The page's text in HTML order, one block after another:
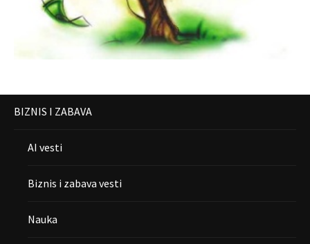
BIZNIS I ZABAVA
AI vesti
Biznis i zabava vesti
Nauka